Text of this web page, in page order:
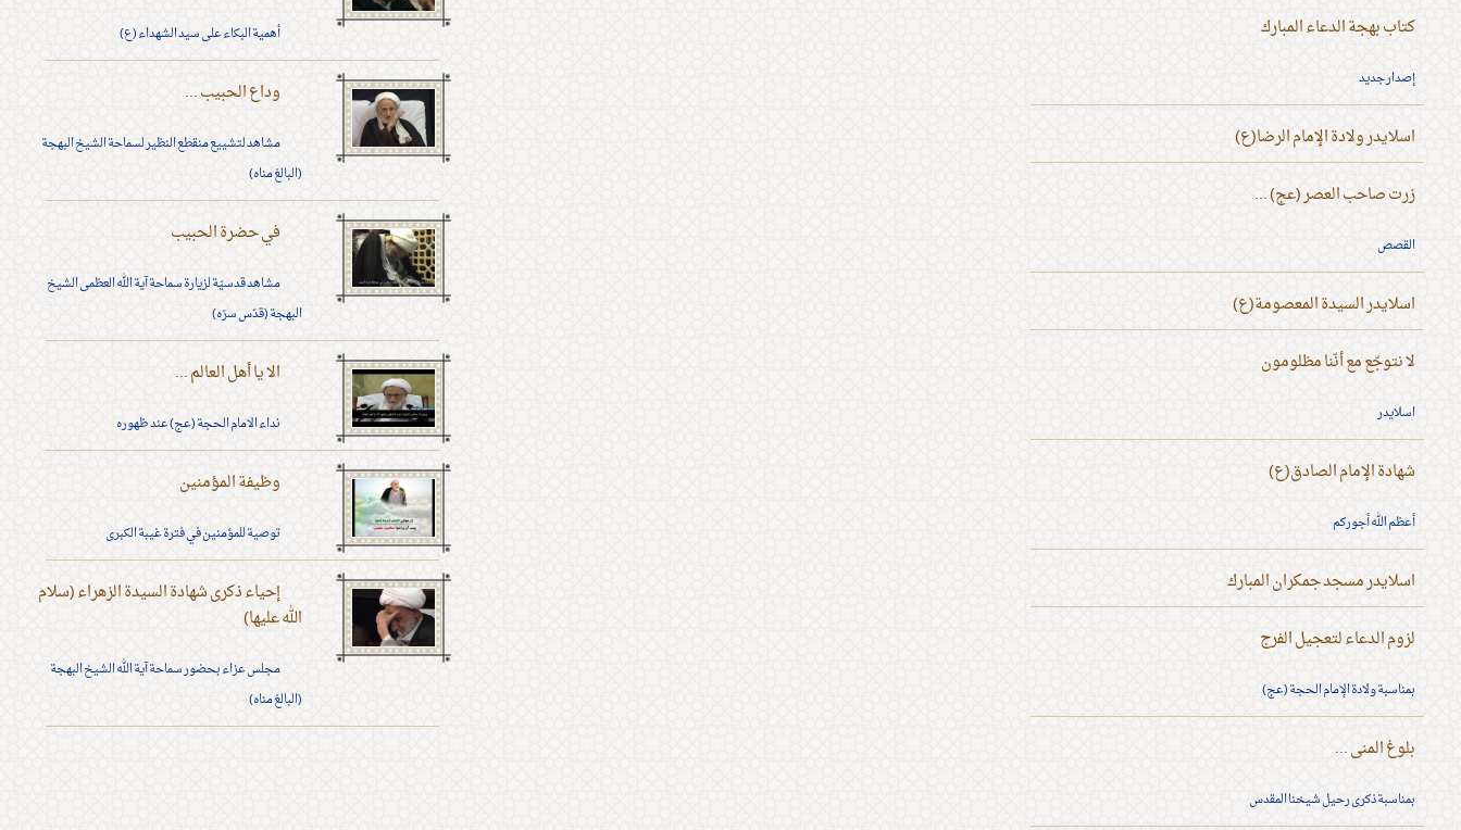
أهمية البكاء على سيد الشهداء (ع)
وداع الحبيب ...
مشاهد لتشييع منقطع النظير لسماحة الشيخ البهجة
(البالغ مناه)
في حضرة الحبيب
مشاهد قدسيّة لزيارة سماحة آية الله العظمى الشيخ
البهجة (قدّس سرّه)
الا يا أهل العالم ...
نداء الامام الحجة (عج) عند ظهوره
وظيفة المؤمنين
توصية للمؤمنين في فترة غيبة الكبرى
إحياء ذكرى شهادة السيدة الزهراء (سلام
الله عليها)
مجلس عزاء بحضور سماحة آية الله الشيخ البهجة
(البالغ مناه)
كتاب بهجة الدعاء المبارك
إصدار جديد
اسلايدر ولادة الإمام الرضا(ع)
زرت صاحب العصر (عج) ...
القصص
اسلايدر السيدة المعصومة(ع)
لا نتوجّع مع أنّنا مظلومون
اسلايدر
شهادة الإمام الصادق(ع)
أعظم الله أجوركم
اسلايدر مسجد جمكران المبارك
لزوم الدعاء لتعجيل الفرج
بمناسبة ولادة الإمام الحجة (عج)
بلوغ المنى ...
بمناسبة ذكرى رحيل شيخنا المقدس